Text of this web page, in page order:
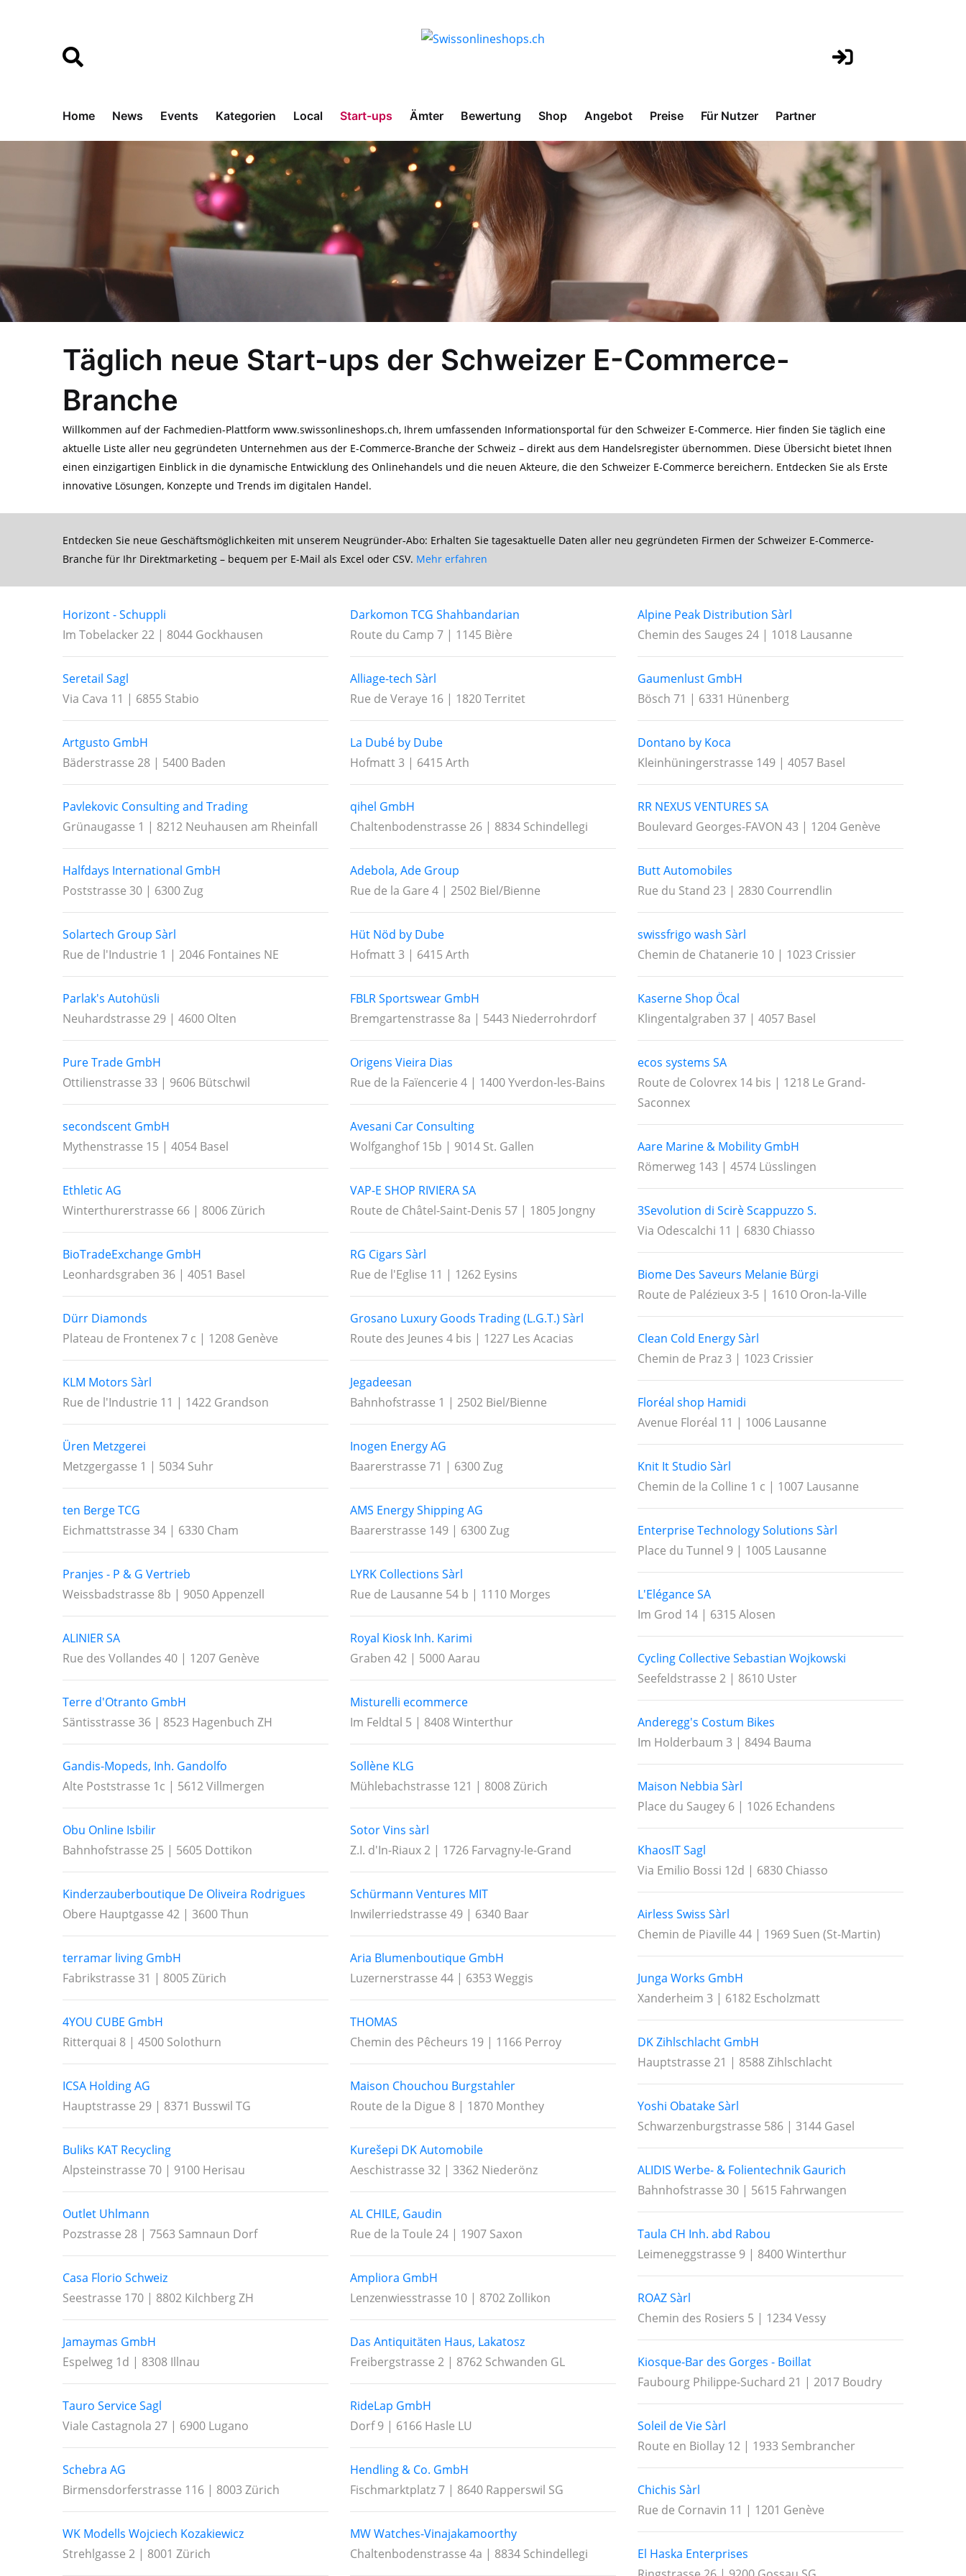
Home News Events Kategorien Local Start-ups Ämter Bewertung Shop Angebot Preise Für Nutzer Partner
Täglich neue Start-ups der Schweizer E-Commerce-
Branche
Willkommen auf der Fachmedien-Plattform www.swissonlineshops.ch, Ihrem umfassenden Informationsportal für den Schweizer E-Commerce. Hier finden Sie täglich eine
aktuelle Liste aller neu gegründeten Unternehmen aus der E-Commerce-Branche der Schweiz – direkt aus dem Handelsregister übernommen. Diese Übersicht bietet Ihnen
einen einzigartigen Einblick in die dynamische Entwicklung des Onlinehandels und die neuen Akteure, die den Schweizer E-Commerce bereichern. Entdecken Sie als Erste
innovative Lösungen, Konzepte und Trends im digitalen Handel.
Entdecken Sie neue Geschäftsmöglichkeiten mit unserem Neugründer-Abo: Erhalten Sie tagesaktuelle Daten aller neu gegründeten Firmen der Schweizer E-Commerce-
Branche für Ihr Direktmarketing – bequem per E-Mail als Excel oder CSV. Mehr erfahren
Horizont - Schuppli
Im Tobelacker 22 | 8044 Gockhausen
Seretail Sagl
Via Cava 11 | 6855 Stabio
Artgusto GmbH
Bäderstrasse 28 | 5400 Baden
Pavlekovic Consulting and Trading
Grünaugasse 1 | 8212 Neuhausen am Rheinfall
Halfdays International GmbH
Poststrasse 30 | 6300 Zug
Solartech Group Sàrl
Rue de l'Industrie 1 | 2046 Fontaines NE
Parlak's Autohüsli
Neuhardstrasse 29 | 4600 Olten
Pure Trade GmbH
Ottilienstrasse 33 | 9606 Bütschwil
secondscent GmbH
Mythenstrasse 15 | 4054 Basel
Ethletic AG
Winterthurerstrasse 66 | 8006 Zürich
BioTradeExchange GmbH
Leonhardsgraben 36 | 4051 Basel
Dürr Diamonds
Plateau de Frontenex 7 c | 1208 Genève
KLM Motors Sàrl
Rue de l'Industrie 11 | 1422 Grandson
Üren Metzgerei
Metzgergasse 1 | 5034 Suhr
ten Berge TCG
Eichmattstrasse 34 | 6330 Cham
Pranjes - P & G Vertrieb
Weissbadstrasse 8b | 9050 Appenzell
ALINIER SA
Rue des Vollandes 40 | 1207 Genève
Terre d'Otranto GmbH
Säntisstrasse 36 | 8523 Hagenbuch ZH
Gandis-Mopeds, Inh. Gandolfo
Alte Poststrasse 1c | 5612 Villmergen
Obu Online Isbilir
Bahnhofstrasse 25 | 5605 Dottikon
Kinderzauberboutique De Oliveira Rodrigues
Obere Hauptgasse 42 | 3600 Thun
terramar living GmbH
Fabrikstrasse 31 | 8005 Zürich
4YOU CUBE GmbH
Ritterquai 8 | 4500 Solothurn
ICSA Holding AG
Hauptstrasse 29 | 8371 Busswil TG
Buliks KAT Recycling
Alpsteinstrasse 70 | 9100 Herisau
Outlet Uhlmann
Pozstrasse 28 | 7563 Samnaun Dorf
Casa Florio Schweiz
Seestrasse 170 | 8802 Kilchberg ZH
Jamaymas GmbH
Espelweg 1d | 8308 Illnau
Tauro Service Sagl
Viale Castagnola 27 | 6900 Lugano
Schebra AG
Birmensdorferstrasse 116 | 8003 Zürich
WK Modells Wojciech Kozakiewicz
Strehlgasse 2 | 8001 Zürich
Darkomon TCG Shahbandarian
Route du Camp 7 | 1145 Bière
Alliage-tech Sàrl
Rue de Veraye 16 | 1820 Territet
La Dubé by Dube
Hofmatt 3 | 6415 Arth
qihel GmbH
Chaltenbodenstrasse 26 | 8834 Schindellegi
Adebola, Ade Group
Rue de la Gare 4 | 2502 Biel/Bienne
Hüt Nöd by Dube
Hofmatt 3 | 6415 Arth
FBLR Sportswear GmbH
Bremgartenstrasse 8a | 5443 Niederrohrdorf
Origens Vieira Dias
Rue de la Faïencerie 4 | 1400 Yverdon-les-Bains
Avesani Car Consulting
Wolfganghof 15b | 9014 St. Gallen
VAP-E SHOP RIVIERA SA
Route de Châtel-Saint-Denis 57 | 1805 Jongny
RG Cigars Sàrl
Rue de l'Eglise 11 | 1262 Eysins
Grosano Luxury Goods Trading (L.G.T.) Sàrl
Route des Jeunes 4 bis | 1227 Les Acacias
Jegadeesan
Bahnhofstrasse 1 | 2502 Biel/Bienne
Inogen Energy AG
Baarerstrasse 71 | 6300 Zug
AMS Energy Shipping AG
Baarerstrasse 149 | 6300 Zug
LYRK Collections Sàrl
Rue de Lausanne 54 b | 1110 Morges
Royal Kiosk Inh. Karimi
Graben 42 | 5000 Aarau
Misturelli ecommerce
Im Feldtal 5 | 8408 Winterthur
Sollène KLG
Mühlebachstrasse 121 | 8008 Zürich
Sotor Vins sàrl
Z.I. d'In-Riaux 2 | 1726 Farvagny-le-Grand
Schürmann Ventures MIT
Inwilerriedstrasse 49 | 6340 Baar
Aria Blumenboutique GmbH
Luzernerstrasse 44 | 6353 Weggis
THOMAS
Chemin des Pêcheurs 19 | 1166 Perroy
Maison Chouchou Burgstahler
Route de la Digue 8 | 1870 Monthey
Kurešepi DK Automobile
Aeschistrasse 32 | 3362 Niederönz
AL CHILE, Gaudin
Rue de la Toule 24 | 1907 Saxon
Ampliora GmbH
Lenzenwiesstrasse 10 | 8702 Zollikon
Das Antiquitäten Haus, Lakatosz
Freibergstrasse 2 | 8762 Schwanden GL
RideLap GmbH
Dorf 9 | 6166 Hasle LU
Hendling & Co. GmbH
Fischmarktplatz 7 | 8640 Rapperswil SG
MW Watches-Vinajakamoorthy
Chaltenbodenstrasse 4a | 8834 Schindellegi
Alpine Peak Distribution Sàrl
Chemin des Sauges 24 | 1018 Lausanne
Gaumenlust GmbH
Bösch 71 | 6331 Hünenberg
Dontano by Koca
Kleinhüningerstrasse 149 | 4057 Basel
RR NEXUS VENTURES SA
Boulevard Georges-FAVON 43 | 1204 Genève
Butt Automobiles
Rue du Stand 23 | 2830 Courrendlin
swissfrigo wash Sàrl
Chemin de Chatanerie 10 | 1023 Crissier
Kaserne Shop Öcal
Klingentalgraben 37 | 4057 Basel
ecos systems SA
Route de Colovrex 14 bis | 1218 Le Grand-
Saconnex
Aare Marine & Mobility GmbH
Römerweg 143 | 4574 Lüsslingen
3Sevolution di Scirè Scappuzzo S.
Via Odescalchi 11 | 6830 Chiasso
Biome Des Saveurs Melanie Bürgi
Route de Palézieux 3-5 | 1610 Oron-la-Ville
Clean Cold Energy Sàrl
Chemin de Praz 3 | 1023 Crissier
Floréal shop Hamidi
Avenue Floréal 11 | 1006 Lausanne
Knit It Studio Sàrl
Chemin de la Colline 1 c | 1007 Lausanne
Enterprise Technology Solutions Sàrl
Place du Tunnel 9 | 1005 Lausanne
L'Elégance SA
Im Grod 14 | 6315 Alosen
Cycling Collective Sebastian Wojkowski
Seefeldstrasse 2 | 8610 Uster
Anderegg's Costum Bikes
Im Holderbaum 3 | 8494 Bauma
Maison Nebbia Sàrl
Place du Saugey 6 | 1026 Echandens
KhaosIT Sagl
Via Emilio Bossi 12d | 6830 Chiasso
Airless Swiss Sàrl
Chemin de Piaville 44 | 1969 Suen (St-Martin)
Junga Works GmbH
Xanderheim 3 | 6182 Escholzmatt
DK Zihlschlacht GmbH
Hauptstrasse 21 | 8588 Zihlschlacht
Yoshi Obatake Sàrl
Schwarzenburgstrasse 586 | 3144 Gasel
ALIDIS Werbe- & Folientechnik Gaurich
Bahnhofstrasse 30 | 5615 Fahrwangen
Taula CH Inh. abd Rabou
Leimeneggstrasse 9 | 8400 Winterthur
ROAZ Sàrl
Chemin des Rosiers 5 | 1234 Vessy
Kiosque-Bar des Gorges - Boillat
Faubourg Philippe-Suchard 21 | 2017 Boudry
Soleil de Vie Sàrl
Route en Biollay 12 | 1933 Sembrancher
Chichis Sàrl
Rue de Cornavin 11 | 1201 Genève
El Haska Enterprises